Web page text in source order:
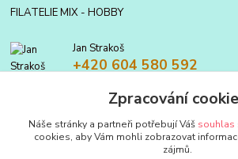
FILATELIE MIX - HOBBY
Jan Strakoš
+420 604 580 592
filatelie.mix@seznam.czZpracování
Náše stránky a partneři potřebují Váš souhlas
cookies, aby Vám mohli zobrazovat
zájmů.